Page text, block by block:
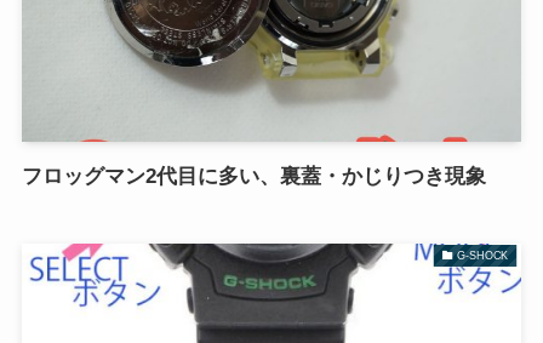
フロッグマン2代目に多い、裏蓋・かじりつき現象
G-SHOCK